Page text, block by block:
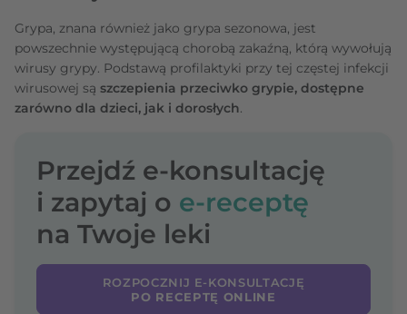
Grypa, znana również jako grypa sezonowa, jest
powszechnie występującą chorobą zakaźną, którą wywołują
wirusy grypy. Podstawą profilaktyki przy tej częstej infekcji
wirusowej są szczepienia przeciwko grypie, dostępne
zarówno dla dzieci, jak i dorosłych.
Przejdź e-konsultację
i zapytaj o e-receptę
na Twoje leki
ROZPOCZNIJ E-KONSULTACJĘ
PO RECEPTĘ ONLINE